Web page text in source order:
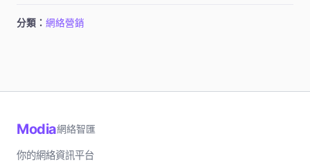
分類： 網絡營銷
Modia網絡智匯
你的網絡資訊平台